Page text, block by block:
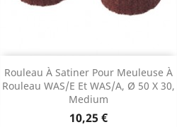
Rouleau À Satiner Pour Meuleuse À
Rouleau WAS/E Et WAS/A, Ø 50 X 30,
Medium
Prix
10,25 €
Aperçu rapide